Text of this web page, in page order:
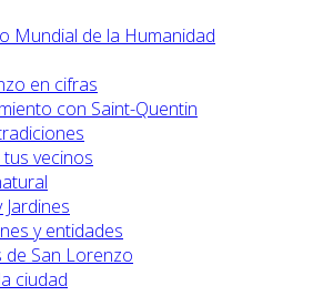
Mundial de la Humanidad
en cifras
con Saint-Quentin
vecinos
Jardines
y entidades
de San Lorenzo
ciudad